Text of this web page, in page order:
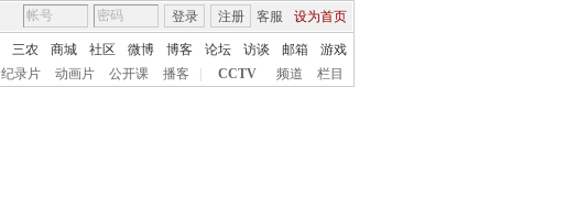
客服 设为首页
登录 注册
三农 商城 社区 微博 博客 论坛 访谈 邮箱
游戏
纪录片 动画片 公开课 播客 CCTV 频道 栏目